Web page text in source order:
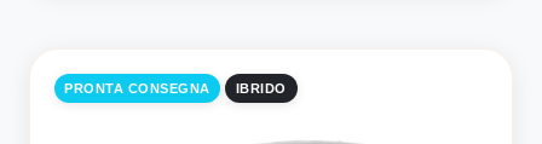
PRONTA CONSEGNA IBRIDO
Tipo carburante